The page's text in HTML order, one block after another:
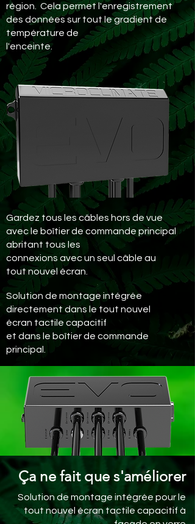
région. Cela permet l'enregistrement
des données sur tout le gradient de
température de
l'enceinte.
Gardez tous les câbles hors de vue
avec le boîtier de commande principal
abritant tous les
connexions avec un seul câble au
tout nouvel écran.
Solution de montage intégrée
directement dans le tout nouvel
écran tactile capacitif
et dans le boîtier de commande
principal.
Ça ne fait que s'améliorer
Solution de montage intégrée pour le
tout nouvel écran tactile capacitif à